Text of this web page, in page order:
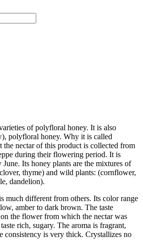
of polyfloral honey. It is also
polyfloral honey. Why it is called
the nectar of this product is collected from
during their flowering period. It is
Its honey plants are the mixtures of
thyme) and wild plants: (cornflower,
dandelion).
much different from others. Its color range
amber to dark brown. The taste
the flower from which the nectar was
rich, sugary. The aroma is fragrant,
consistency is very thick. Crystallizes no